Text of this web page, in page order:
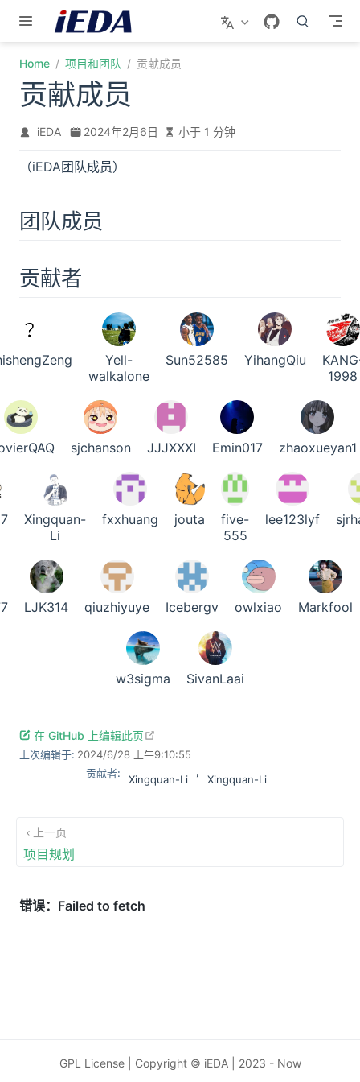
跳至主要內容
Home 项目和团队 贡献成员
贡献成员
iEDA 2024年2月6日 小于 1 分钟
（iEDA团队成员）
团队成员
贡献者
Yell-
walkalone
Sun52585 YihangQiu
1998
sjchanson JJJXXXI Emin017 zhaoxueyan1
Xingquan-
Li
fxxhuang jouta
five-
555
lee123lyf
LJK314 qiuzhiyuye Icebergv owlxiao Markfool
w3sigma SivanLaai
在 GitHub 上编辑此页
上次编辑于: 2024/6/28 上午9:10:55
贡献者:
Xingquan-Li
,
Xingquan-Li
上一页
项目规划
GPL License | Copyright © iEDA | 2023 - Now